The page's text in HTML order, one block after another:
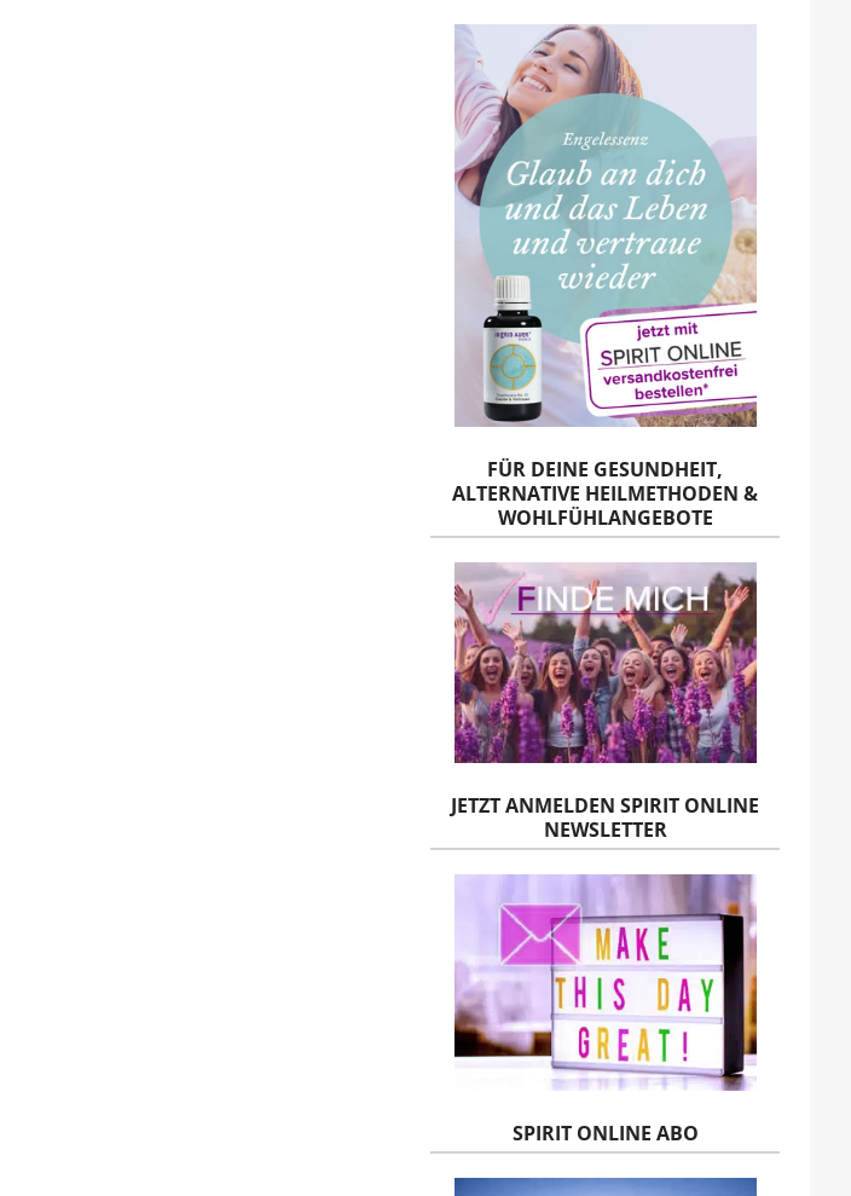
FÜR DEINE GESUNDHEIT,
ALTERNATIVE HEILMETHODEN &
WOHLFÜHLANGEBOTE
JETZT ANMELDEN SPIRIT ONLINE
NEWSLETTER
SPIRIT ONLINE ABO